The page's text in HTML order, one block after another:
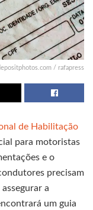
/ rafapress
de Habilitação
para motoristas
e o
precisam
a
um guia